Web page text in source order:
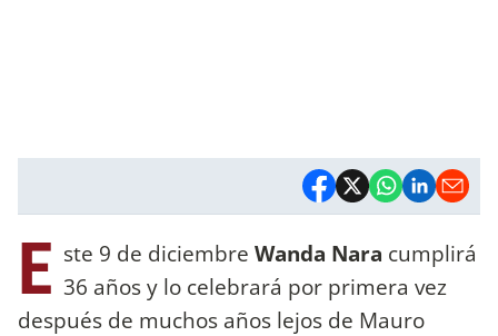
E ste 9 de diciembre Wanda Nara cumplirá
36 años y lo celebrará por primera vez
después de muchos años lejos de Mauro